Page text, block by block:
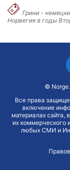
Грини -
Норвегия в годы
©
Все права
включение
материалах
их коммерческого
любых СМИ и